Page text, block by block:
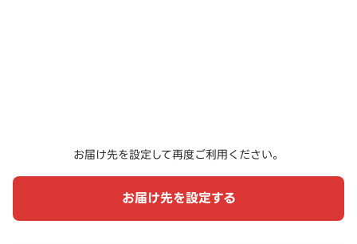
お届け先を設定して再度ご利用ください。
お届け先を設定する